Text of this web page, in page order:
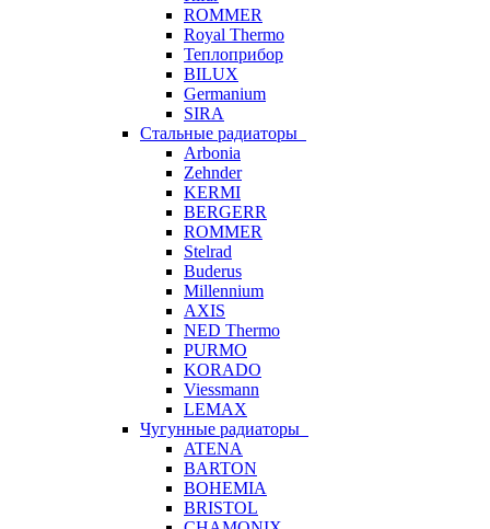
ROMMER
Royal Thermo
Теплоприбор
BILUX
Germanium
SIRA
Стальные радиаторы
Arbonia
Zehnder
KERMI
BERGERR
ROMMER
Stelrad
Buderus
Millennium
AXIS
NED Thermo
PURMO
KORADO
Viessmann
LEMAX
Чугунные радиаторы
ATENA
BARTON
BOHEMIA
BRISTOL